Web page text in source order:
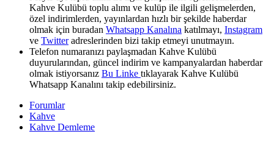
Kahve Kulübü toplu alımı ve kulüp ile ilgili gelişmelerden,
özel indirimlerden, yayınlardan hızlı bir şekilde haberdar
olmak için buradan Whatsapp Kanalına katılmayı, Instagram
ve Twitteradreslerinden bizi takip etmeyi unutmayın.
Telefon numaranızı paylaşmadan Kahve Kulübü
duyurularından, güncel indirim ve kampanyalardan haberdar
olmak istiyorsanız Bu Linke tıklayarak Kahve Kulübü
Whatsapp Kanalını takip edebilirsiniz.
Forumlar
Kahve
Kahve Demleme